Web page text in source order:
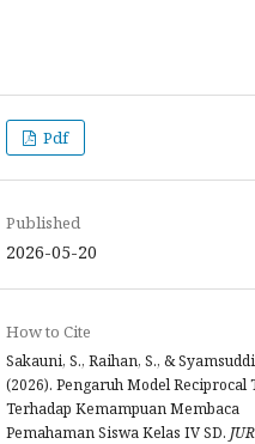
Pdf
Published
2026-05-20
How to Cite
Sakauni, S., Raihan, S., &
(2026). Pengaruh Model Reciprocal
Terhadap Kemampuan Membaca
Pemahaman Siswa Kelas IV SD.